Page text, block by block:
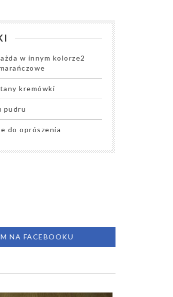
w innym kolorze2
kremówki
pudru
do oprószenia
NA FACEBOOKU